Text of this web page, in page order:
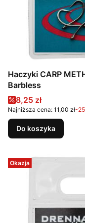
Haczyki CARP
Barbless
Cena promocyjna
8,25 zł
Najniższa cena: 11,00 zł-
Do koszyka
Okazja